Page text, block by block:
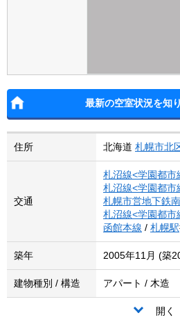
最新の空室状況を知
住所 北海道 札幌市北
交通
札沼線<学園都市
札沼線<学園都市
札幌市営地下鉄
札沼線<学園都市
函館本線 / 札幌駅
築年 2005年11月 (築
建物種別 / 構造 アパート / 木造
開く